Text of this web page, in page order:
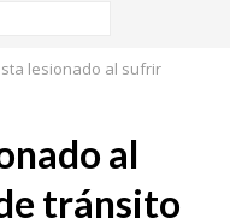
lesionado al sufrir
al
tránsito